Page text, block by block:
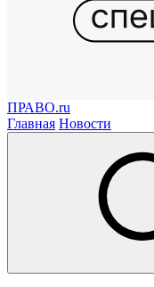
ПРАВО.ru
Главная Новости